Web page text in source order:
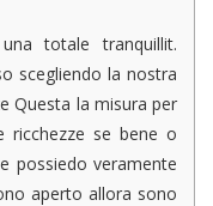
totale tranquillit.
scegliendo la nostra
Questa la misura per
ricchezze se bene o
possiedo veramente
aperto allora sono